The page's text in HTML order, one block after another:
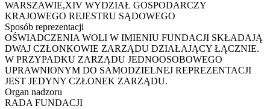
WARSZAWIE,XIV WYDZIAŁ GOSPODARCZY
KRAJOWEGO REJESTRU SĄDOWEGO
Sposób reprezentacji
OŚWIADCZENIA WOLI W IMIENIU FUNDACJI SKŁADAJĄ
DWAJ CZŁONKOWIE ZARZĄDU DZIAŁAJĄCY ŁĄCZNIE.
W PRZYPADKU ZARZĄDU JEDNOOSOBOWEGO
UPRAWNIONYM DO SAMODZIELNEJ REPREZENTACJI
JEST JEDYNY CZŁONEK ZARZĄDU.
Organ nadzoru
RADA FUNDACJI